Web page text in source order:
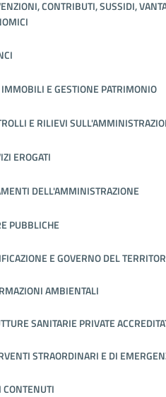
CONTRIBUTI, SUSSIDI,
E GESTIONE PATRIMONIO
E RILIEVI
EROGATI
DELL'AMMINISTRAZIONE
PUBBLICHE
E GOVERNO DEL
AMBIENTALI
SANITARIE PRIVATE
STRAORDINARI E DI
CONTENUTI